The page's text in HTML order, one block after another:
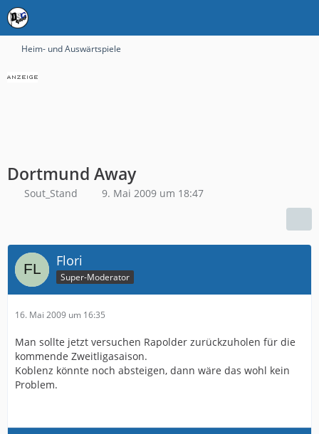
Heim- und Auswärtspiele
Dortmund Away
Sout_Stand 9. Mai 2009 um 18:47
Flori
Super-Moderator
16. Mai 2009 um 16:35
Man sollte jetzt versuchen Rapolder zurückzuholen für die
kommende Zweitligasaison.
Koblenz könnte noch absteigen, dann wäre das wohl kein
Problem.